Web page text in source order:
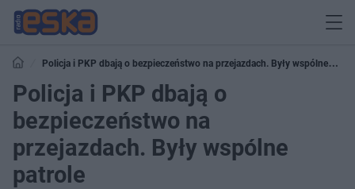
Policja i PKP dbają o bezpieczeństwo na przejazdach. Były wspólne
patrole
Policja i PKP dbają o
bezpieczeństwo na
przejazdach. Były wspólne
patrole